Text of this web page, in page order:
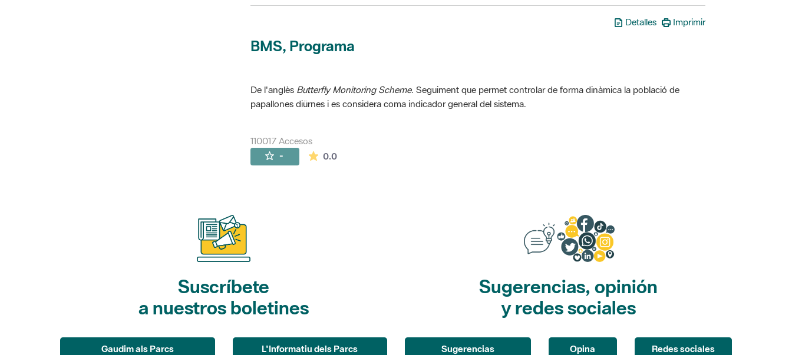
Detalles Imprimir
BMS, Programa
De l'anglès Butterfly Monitoring Scheme. Seguiment que permet controlar de forma dinàmica la població de
papallones diürnes i es considera coma indicador general del sistema.
110017 Accesos
- 0.0La valoración media es de 0 estrellas de 5.
Suscríbete
a nuestros boletines
Gaudim als Parcs L'Informatiu dels Parcs
Sugerencias, opinión
y redes sociales
Sugerencias Opina Redes sociales